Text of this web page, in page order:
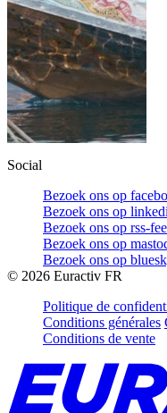
Social
Bezoek ons op
Bezoek ons op
Bezoek ons op rss-
Bezoek ons op
Bezoek ons op
© 2026 Euractiv FR
Politique de
Conditions générales
Conditions de vente